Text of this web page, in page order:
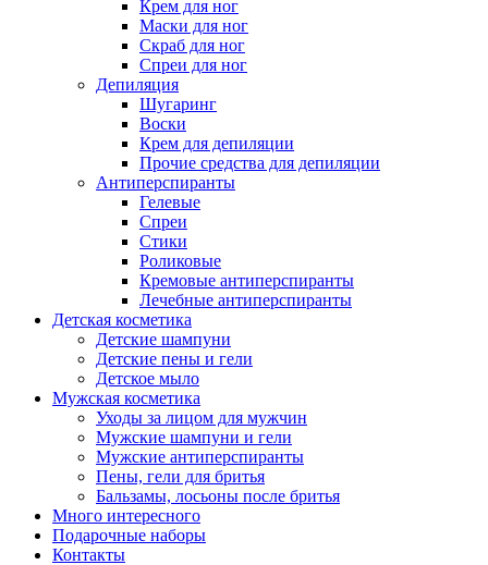
Крем для ног
Маски для ног
Скраб для ног
Спреи для ног
Депиляция
Шугаринг
Воски
Крем для депиляции
Прочие средства для депиляции
Антиперспиранты
Гелевые
Спреи
Стики
Роликовые
Кремовые антиперспиранты
Лечебные антиперспиранты
Детская косметика
Детские шампуни
Детские пены и гели
Детское мыло
Мужская косметика
Уходы за лицом для мужчин
Мужские шампуни и гели
Мужские антиперспиранты
Пены, гели для бритья
Бальзамы, лосьоны после бритья
Много интересного
Подарочные наборы
Контакты